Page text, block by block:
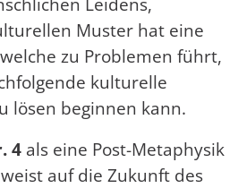
Muster hat eine
zu Problemen führt,
kulturelle
lösen beginnen kann.
4 als eine Post-Metaphysik
auf die Zukunft des